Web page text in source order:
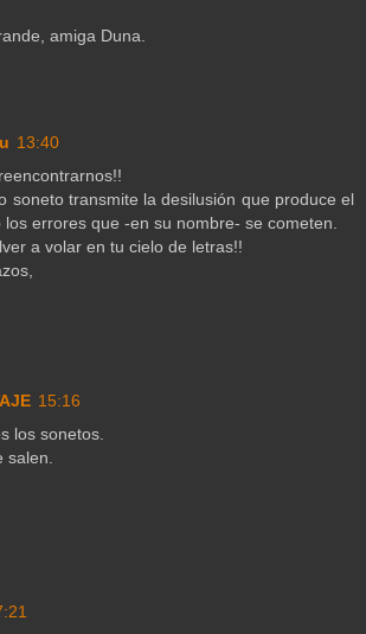
amiga Duna.
13:40
soneto transmite la desilusión que produce el
los errores que -en su nombre- se cometen.
a volar en tu cielo de letras!!
15:16
los sonetos.
salen.